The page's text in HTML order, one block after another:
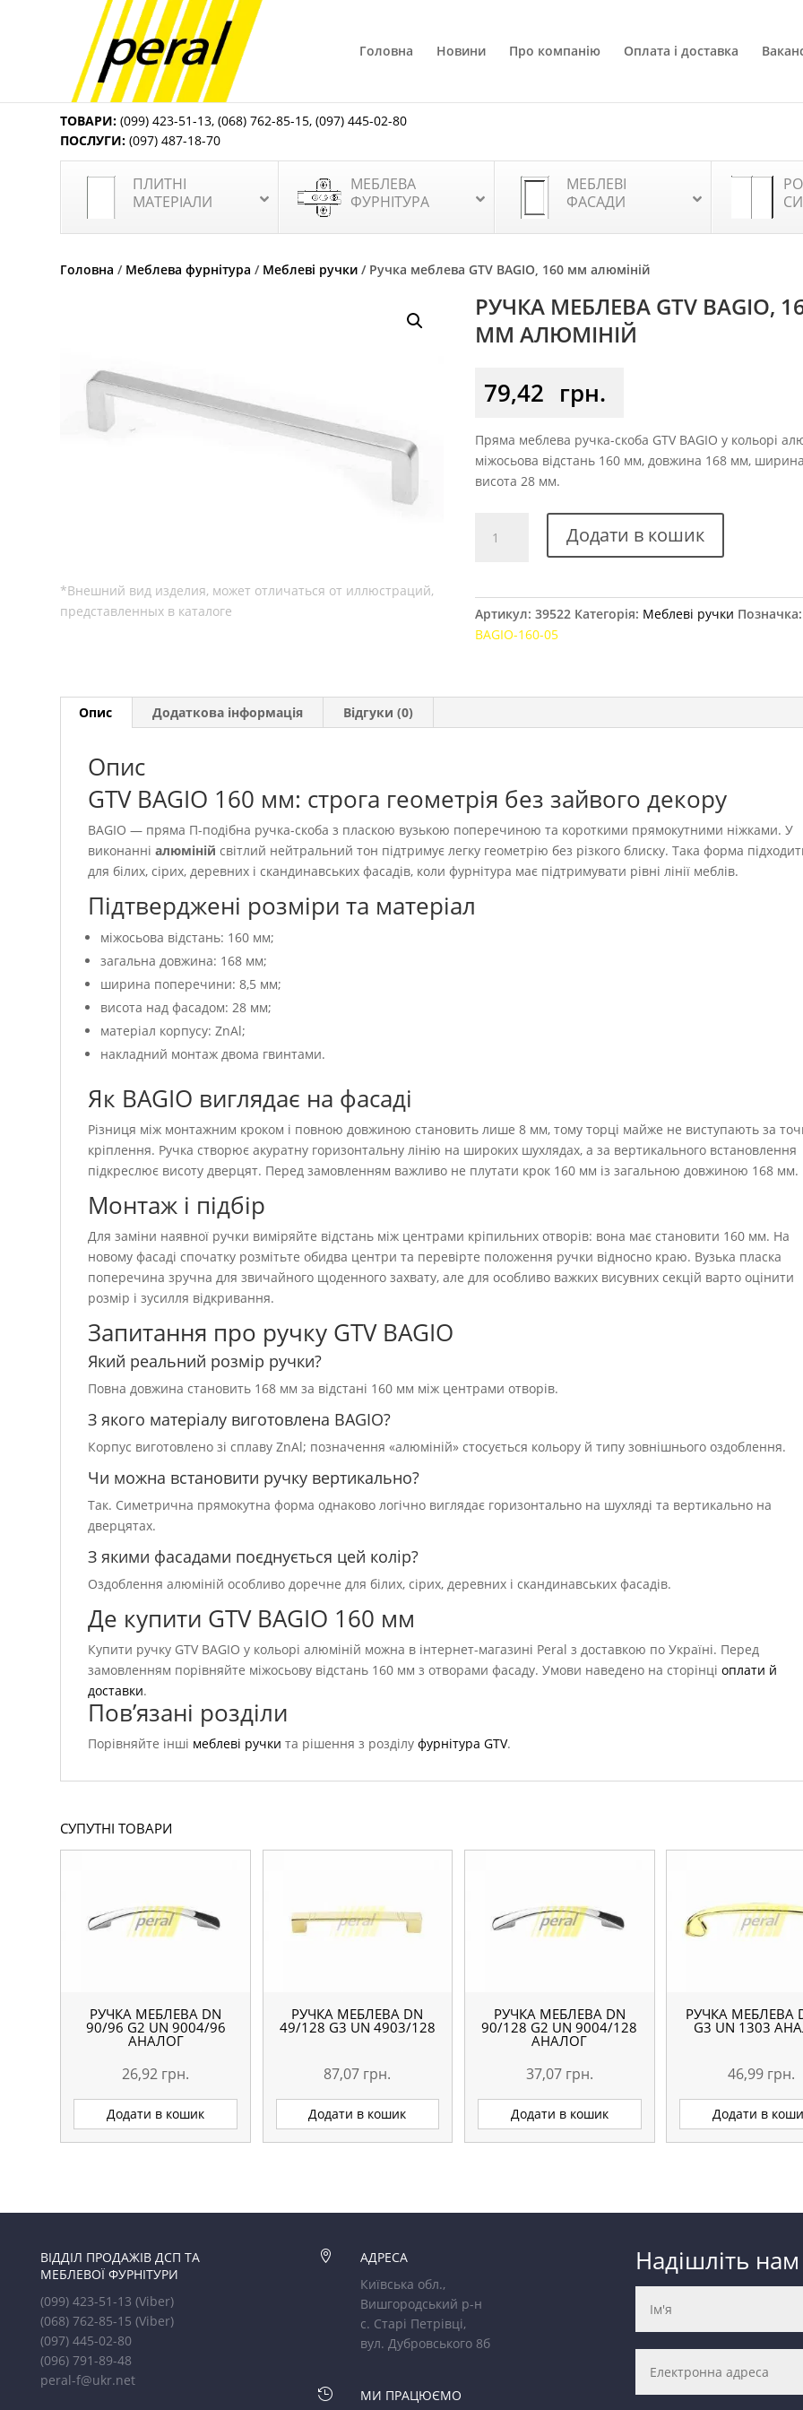
Головна Новини Про компанію Оплата і доставка
ТОВАРИ: (099) 423-51-13,(068) 762-85-15,(097) 445-02-80
ПОСЛУГИ: (097) 487-18-70
ПЛИТНІ
МАТЕРІАЛИ
МЕБЛЕВА
ФУРНІТУРА
МЕБЛЕВІ
ФАСАДИ
Головна / Меблева фурнітура / Меблеві ручки / Ручка меблева GTV BAGIO, 160 мм алюміній
РУЧКА МЕБЛЕВА GTV BAGIO,
ММ АЛЮМІНІЙ
79,42 грн.
Пряма меблева ручка-скоба GTV BAGIO у кольорі
міжосьова відстань 160 мм, довжина 168 мм,
висота 28 мм.
меблева
мм
Додати в кошик
Артикул:39522 Категорія: Меблеві ручки
BAGIO-160-05
Опис Додаткова інформація Відгуки (0)
Опис
GTV BAGIO 160 мм: строга геометрія без зайвого декору
BAGIO — пряма П-подібна ручка-скоба з пласкою вузькою поперечиною та короткими прямокутними ніжками. У
виконанніалюміній світлий нейтральний тон підтримує легку геометрію без різкого блиску. Така форма
для білих, сірих, деревних і скандинавських фасадів, коли фурнітура має підтримувати рівні лінії меблів.
Підтверджені розміри та матеріал
міжосьова відстань: 160 мм;
загальна довжина: 168 мм;
ширина поперечини: 8,5 мм;
висота над фасадом: 28 мм;
матеріал корпусу: ZnAl;
накладний монтаж двома гвинтами.
Як BAGIO виглядає на фасаді
Різниця між монтажним кроком і повною довжиною становить лише 8 мм, тому торці майже не виступають за
кріплення. Ручка створює акуратну горизонтальну лінію на широких шухлядах, а за вертикального встановлення
підкреслює висоту дверцят. Перед замовленням важливо не плутати крок 160 мм із загальною довжиною 168 мм.
Монтаж і підбір
Для заміни наявної ручки виміряйте відстань між центрами кріпильних отворів: вона має становити 160 мм. На
новому фасаді спочатку розмітьте обидва центри та перевірте положення ручки відносно краю. Вузька пласка
поперечина зручна для звичайного щоденного захвату, але для особливо важких висувних секцій варто оцінити
розмір і зусилля відкривання.
Запитання про ручку GTV BAGIO
Який реальний розмір ручки?
Повна довжина становить 168 мм за відстані 160 мм між центрами отворів.
З якого матеріалу виготовлена BAGIO?
Корпус виготовлено зі сплаву ZnAl; позначення «алюміній» стосується кольору й типу зовнішнього оздоблення.
Чи можна встановити ручку вертикально?
Так. Симетрична прямокутна форма однаково логічно виглядає горизонтально на шухляді та вертикально на
дверцятах.
З якими фасадами поєднується цей колір?
Оздоблення алюміній особливо доречне для білих, сірих, деревних і скандинавських фасадів.
Де купити GTV BAGIO 160 мм
Купити ручку GTV BAGIO у кольорі алюміній можна в інтернет-магазині Peral з доставкою по Україні. Перед
замовленням порівняйте міжосьову відстань 160 мм з отворами фасаду. Умови наведено на сторінціоплати й
доставки.
Пов’язані розділи
Порівняйте інші меблеві ручки та рішення з розділуфурнітура GTV.
СУПУТНІ ТОВАРИ
РУЧКА МЕБЛЕВА DN
90/96 G2 UN 9004/96
АНАЛОГ
26,92 грн.
Додати в кошик
РУЧКА МЕБЛЕВА DN
49/128 G3 UN 4903/128
87,07 грн.
Додати в кошик
РУЧКА МЕБЛЕВА DN
90/128 G2 UN 9004/128
АНАЛОГ
37,07 грн.
Додати в кошик
РУЧКА МЕБЛЕВА
G3 UN 1303
46,99 грн.
Додати в
ВІДДІЛ ПРОДАЖІВ ДСП ТА
МЕБЛЕВОЇ ФУРНІТУРИ
(099) 423-51-13(Viber)
(068) 762-85-15(Viber)
(097) 445-02-80
(096) 791-89-48
peral-f@ukr.net

АДРЕСА
Київська обл.,
Вишгородський р-н
с. Старі Петрівці,
вул. Дубровського 8б
 МИ ПРАЦЮЄМО
Надішліть